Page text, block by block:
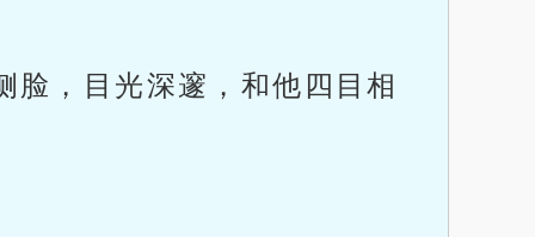
脸，目光深邃，和他四目相